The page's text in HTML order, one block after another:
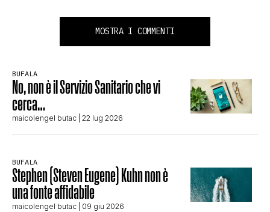
MOSTRA I COMMENTI
BUFALA
No, non è il Servizio Sanitario che vi
cerca…
maicolengel butac | 22 lug 2026
BUFALA
Stephen (Steven Eugene) Kuhn non è
una fonte affidabile
maicolengel butac | 09 giu 2026